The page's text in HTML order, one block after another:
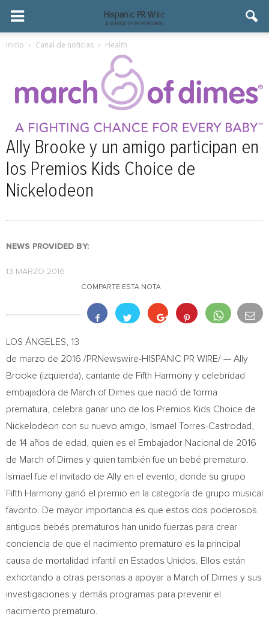
Inicio Canal de noticias Health
Ally Brooke y un amigo participan en
los Premios Kids Choice de
Nickelodeon
NEWS PROVIDED BY:
13 MARZO 2016
COMPARTE ESTA NOTA
LOS ÁNGELES, 13
de marzo de 2016 /PRNewswire-HISPANIC PR WIRE/ — Ally
Brooke (izquierda), cantante de Fifth Harmony y celebridad
embajadora de March of Dimes que nació de forma
prematura, celebra ganar uno de los Premios Kids Choice de
Nickelodeon con su nuevo amigo,
Ismael Torres-Castrodad
de 14 años de edad, quien es el Embajador Nacional de 2016
de March of Dimes y quien también fue un bebé prematuro.
Ismael fue el invitado de Ally en el evento, donde su grupo
Fifth Harmony ganó el premio en la categoría de grupo musical
favorito. De mayor importancia es que estos dos poderosos
antiguos bebés prematuros han unido fuerzas para crear
conciencia de que el nacimiento prematuro es la principal
causa de mortalidad infantil en Estados Unidos. Ellos están
exhortando a otras personas a apoyar a March of Dimes y sus
investigaciones y demás programas para prevenir el
nacimiento prematuro.